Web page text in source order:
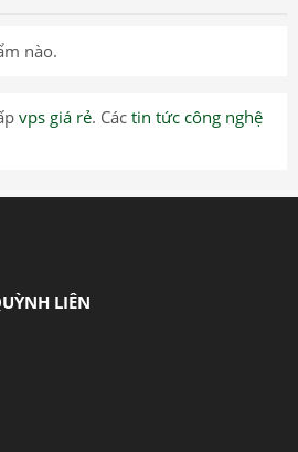
nào.
vps giá rẻ. Các tin tức công nghệ
LIÊN